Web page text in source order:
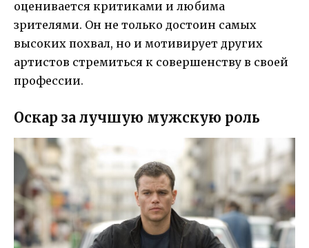
оценивается критиками и любима
зрителями. Он не только достоин самых
высоких похвал, но и мотивирует других
артистов стремиться к совершенству в своей
профессии.
Оскар за лучшую мужскую роль